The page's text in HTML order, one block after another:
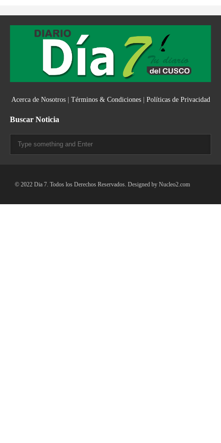
Acerca de Nosotros| Términos & Condiciones| Políticas de Privacidad
Buscar Noticia
© 2022 Dia 7. Todos los Derechos Reservados. Designed by Nucleo2.com